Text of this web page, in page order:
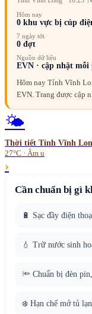
Hôm nay
0 khu vực bị cúp
7 ngày tới
0 đợt
Nguồn dữ liệu
EVN · cập nhật mỗi
Hôm nay Tỉnh Vĩnh
EVN. Trang được cập
🌤️
Thời tiết Tỉnh Vĩnh
27°C · Âm u
›
Cần chuẩn bị gì
🔋 Sạc đầy điện
💧 Trữ nước sinh
🔦 Chuẩn bị đèn
❄️ Hạn chế mở tủ